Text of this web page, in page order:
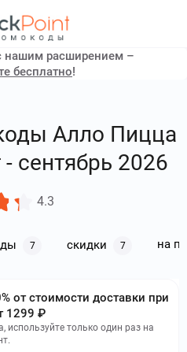
нашим расширением –
бесплатно!
Алло Пицца
- сентябрь 2026
4.3
7 скидки 7 на
от стоимости доставки при
1299 ₽
используйте только один раз на